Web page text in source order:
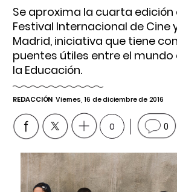
Se aproxima la cuarta edición
Festival Internacional de Cine
Madrid, iniciativa que tiene
puentes útiles entre el mundo
la Educación.
REDACCIÓN Viernes, 16 de diciembre de 2016
0 0